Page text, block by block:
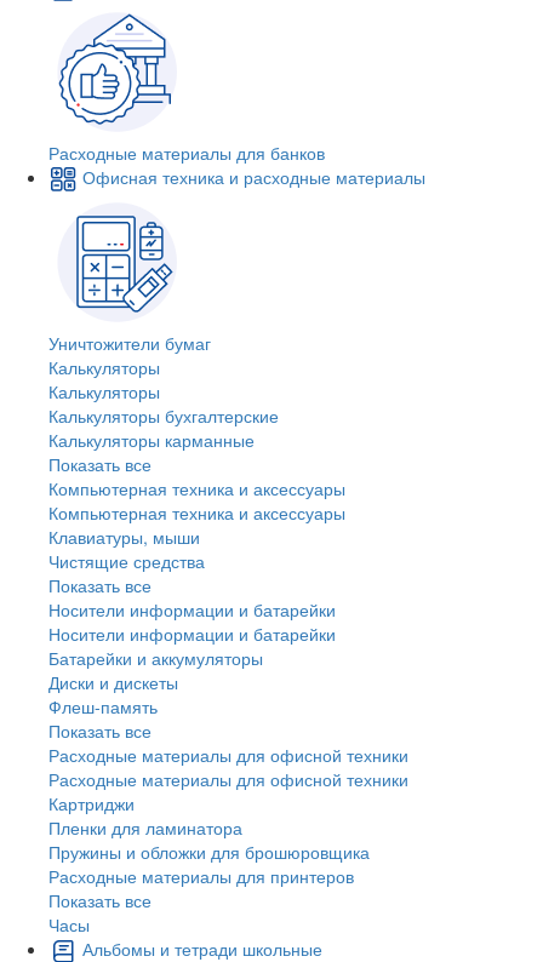
Расходные материалы для банков
Офисная техника и расходные материалы
Уничтожители бумаг
Калькуляторы
Калькуляторы
Калькуляторы бухгалтерские
Калькуляторы карманные
Показать все
Компьютерная техника и аксессуары
Компьютерная техника и аксессуары
Клавиатуры, мыши
Чистящие средства
Показать все
Носители информации и батарейки
Носители информации и батарейки
Батарейки и аккумуляторы
Диски и дискеты
Флеш-память
Показать все
Расходные материалы для офисной техники
Расходные материалы для офисной техники
Картриджи
Пленки для ламинатора
Пружины и обложки для брошюровщика
Расходные материалы для принтеров
Показать все
Часы
Альбомы и тетради школьные